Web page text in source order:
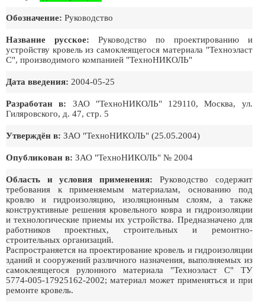
Обозначение: Руководство
Название русское: Руководство по проектированию и
устройству кровель из самоклеящегося материала "Техноэласт
С", производимого компанией "ТехноНИКОЛЬ"
Дата введения: 2004-05-25
Разработан в: ЗАО "ТехноНИКОЛЬ" 129110, Москва, ул.
Гиляровского, д. 47, стр. 5
Утверждён в: ЗАО "ТехноНИКОЛЬ" (25.05.2004)
Опубликован в: ЗАО "ТехноНИКОЛЬ" № 2004
Область и условия применения: Руководство содержит
требования к применяемым материалам, основанию под
кровлю и гидроизоляцию, изоляционным слоям, а также
конструктивные решения кровельного ковра и гидроизоляции
и технологические приемы их устройства. Предназначено для
работников проектных, строительных и ремонтно-
строительных организаций.
Распространяется на проектирование кровель и гидроизоляции
зданий и сооружений различного назначения, выполняемых из
самоклеящегося рулонного материала "Техноэласт С" ТУ
5774-005-17925162-2002; материал может применяться и при
ремонте кровель.